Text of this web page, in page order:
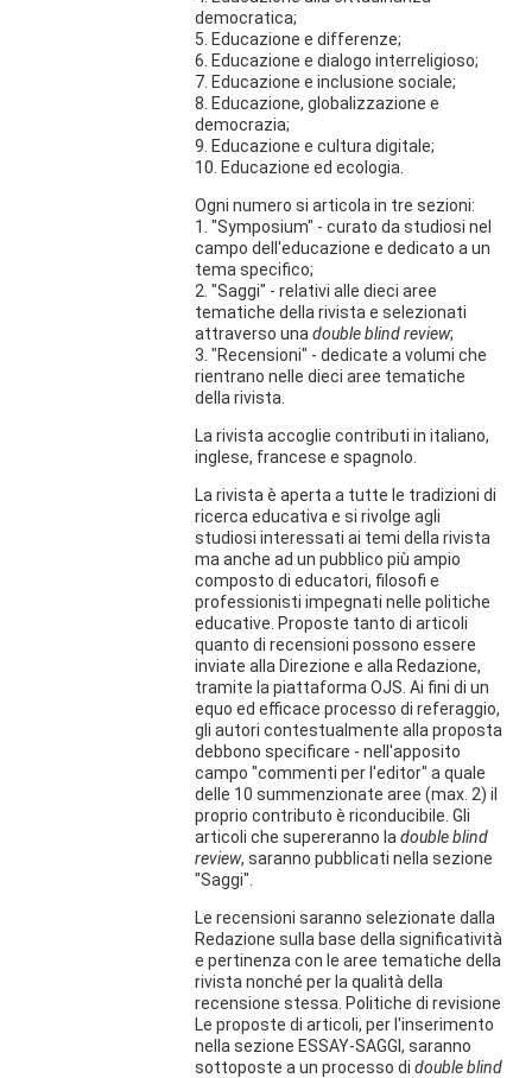
democratica;
5. Educazione e differenze;
6. Educazione e dialogo interreligioso;
7. Educazione e inclusione sociale;
8. Educazione, globalizzazione e
democrazia;
9. Educazione e cultura digitale;
10. Educazione ed ecologia.
Ogni numero si articola in tre sezioni:
1. "Symposium" - curato da studiosi nel
campo dell'educazione e dedicato a un
tema specifico;
2. "Saggi" - relativi alle dieci aree
tematiche della rivista e selezionati
attraverso unadouble blind review;
3. "Recensioni" - dedicate a volumi che
rientrano nelle dieci aree tematiche
della rivista.
La rivista accoglie contributi in italiano,
inglese, francese e spagnolo.
La rivista è aperta a tutte le tradizioni di
ricerca educativa e si rivolge agli
studiosi interessati ai temi della rivista
ma anche ad un pubblico più ampio
composto di educatori, filosofi e
professionisti impegnati nelle politiche
educative. Proposte tanto di articoli
quanto di recensioni possono essere
inviate alla Direzione e alla Redazione,
tramite la piattaforma OJS. Ai fini di un
equo ed efficace processo di referaggio,
gli autori contestualmente alla proposta
debbono specificare - nell'apposito
campo "commenti per l'editor" a quale
delle 10 summenzionate aree (max. 2) il
proprio contributo è riconducibile. Gli
articoli che supereranno ladouble blind
review, saranno pubblicati nella sezione
"Saggi".
Le recensioni saranno selezionate dalla
Redazione sulla base della significatività
e pertinenza con le aree tematiche della
rivista nonché per la qualità della
recensione stessa. Politiche di revisione
Le proposte di articoli, per l'inserimento
nella sezione ESSAY-SAGGI, saranno
sottoposte a un processo didouble blind